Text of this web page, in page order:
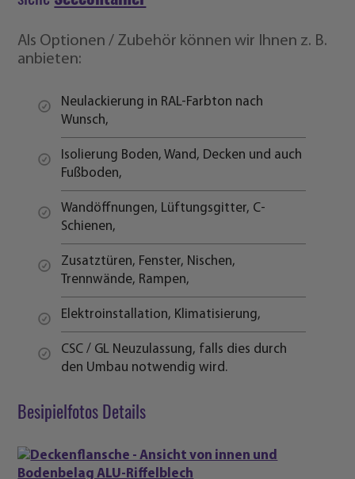
Elektroinstallation, Klimatisierung,
Besipielfotos Details
Deckenflansche - Ansicht von innen
und Bodenbelag ALU-Riffelblech
C-Schienen, im Boden versenkt, an der Wand Aufputz
verlegt